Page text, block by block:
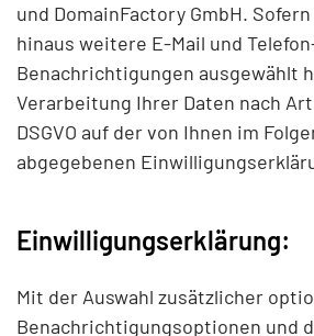
und DomainFactory GmbH.
hinaus weitere E-Mail und
Benachrichtigungen ausgewählt
Verarbeitung Ihrer Daten nach
DSGVO auf der von Ihnen im
abgegebenen
Einwilligungserklärung:
Mit der Auswahl zusätzlicher
Benachrichtigungsoptionen und